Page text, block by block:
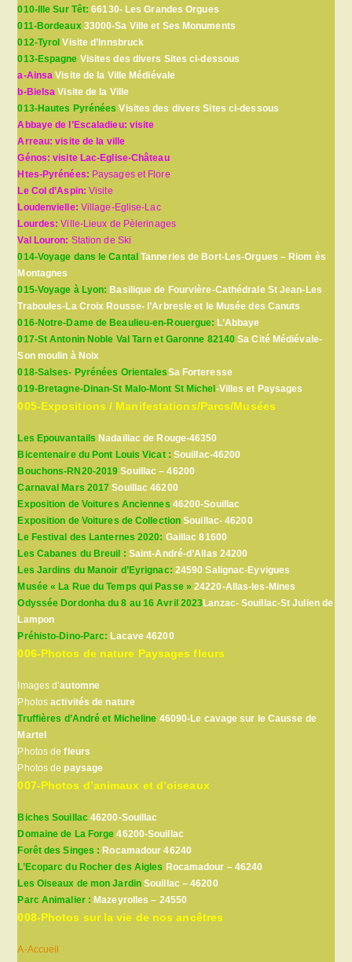
010-Ille Sur Têt:66130- Les Grandes Orgues
011-Bordeaux33000-Sa Ville et Ses Monuments
012-Tyrol Visite d’Innsbruck
013-Espagne Visites des divers Sites ci-dessous
a-Ainsa Visite de la Ville Médiévale
b-Bielsa Visite de la Ville
013-Hautes Pyrénées Visites des divers Sites ci-dessous
Abbaye de l’Escaladieu: visite
Arreau: visite de la ville
Génos: visite Lac-Eglise-Château
Htes-Pyrénées: Paysages et Flore
Le Col d’Aspin:Visite
Loudenvielle: Village-Eglise-Lac
Lourdes:Ville-Lieux de Pèlerinages
Val Louron: Station de Ski
014-Voyage dans le Cantal Tanneries de Bort-Les-Orgues – Riom ès
Montagnes
015-Voyage à Lyon: Basilique de Fourvière-Cathédrale St Jean-Les
Traboules-La Croix Rousse- l’Arbresle et le Musée des Canuts
016-Notre-Dame de Beaulieu-en-Rouergue: L’Abbaye
017-St Antonin Noble Val Tarn et Garonne 82140 Sa Cité Médiévale-
Son moulin à Noix
018-Salses- Pyrénées OrientalesSa Forteresse
019-Bretagne-Dinan-St Malo-Mont St Michel -Villes et Paysages
005-Expositions / Manifestations/Parcs/Musées
Les Epouvantails Nadaillac de Rouge-46350
Bicentenaire du Pont Louis Vicat : Souillac-46200
Bouchons-RN20-2019Souillac – 46200
Carnaval Mars 2017 Souillac 46200
Exposition de Voitures Anciennes 46200-Souillac
Exposition de Voitures de Collection Souillac- 46200
Le Festival des Lanternes 2020: Gaillac 81600
Les Cabanes du Breuil : Saint-André-d’Allas 24200
Les Jardins du Manoir d’Eyrignac: 24590 Salignac-Eyvigues
Musée « La Rue du Temps qui Passe » 24220-Allas-les-Mines
Odyssée Dordonha du 8 au 16 Avril 2023Lanzac- Souillac-St Julien de
Lampon
Préhisto-Dino-Parc: Lacave 46200
006-Photos de nature Paysages fleurs
Images d’automne
Photosactivités de nature
Truffières d’André et Micheline 46090-Le cavage sur le Causse de
Martel
Photos defleurs
Photos depaysage
007-Photos d’animaux et d’oiseaux
Biches Souillac46200-Souillac
Domaine de La Forge 46200-Souillac
Forêt des Singes : Rocamadour 46240
L’Ecoparc du Rocher des Aigles Rocamadour – 46240
Les Oiseaux de mon JardinSouillac – 46200
Parc Animalier : Mazeyrolles – 24550
008-Photos sur la vie de nos ancêtres
A-Accueil